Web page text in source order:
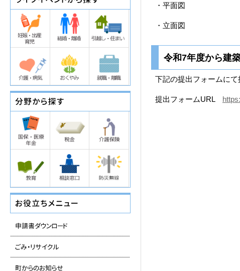
・平面図
・立面図
令和7年度から建
下記の提出フォームにて
提出フォームURL